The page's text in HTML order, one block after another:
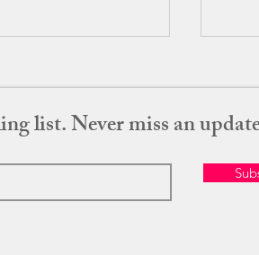
ラ
list. Never miss an